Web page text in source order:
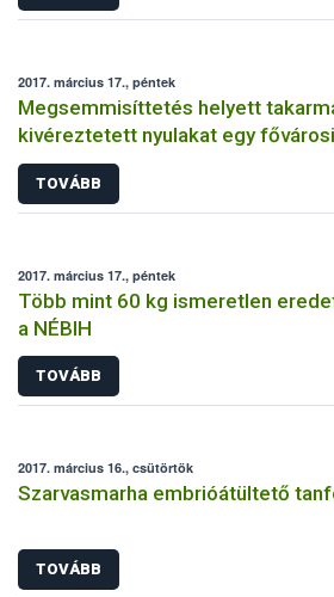
2017. március 17., péntek
Megsemmisíttetés helyett
kivéreztetett nyulakat egy
TOVÁBB
2017. március 17., péntek
Több mint 60 kg ismeretlen
a NÉBIH
TOVÁBB
2017. március 16., csütörtök
Szarvasmarha embrióátültető
TOVÁBB